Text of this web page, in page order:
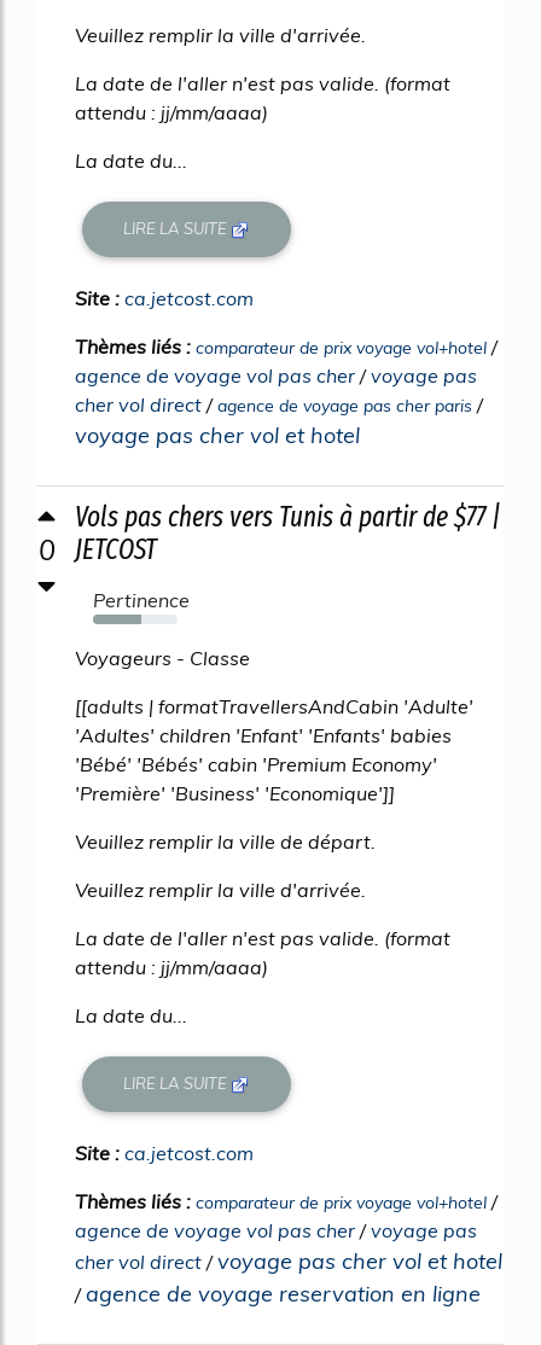
Veuillez remplir la ville d'arrivée.
La date de l'aller n'est pas valide. (format
attendu : jj/mm/aaaa)
La date du...
LIRE LA SUITE
Site : ca.jetcost.com
Thèmes liés : comparateur de prix voyage vol+hotel /
agence de voyage vol pas cher /voyage pas
cher vol direct /agence de voyage pas cher paris /
voyage pas cher vol et hotel
0
Vols pas chers vers Tunis à partir de $77 |
JETCOST
Pertinence
57%
Voyageurs - Classe
[[adults | formatTravellersAndCabin 'Adulte'
'Adultes' children 'Enfant' 'Enfants' babies
'Bébé' 'Bébés' cabin 'Premium Economy'
'Première' 'Business' 'Economique']]
Veuillez remplir la ville de départ.
Veuillez remplir la ville d'arrivée.
La date de l'aller n'est pas valide. (format
attendu : jj/mm/aaaa)
La date du...
LIRE LA SUITE
Site : ca.jetcost.com
Thèmes liés : comparateur de prix voyage vol+hotel /
agence de voyage vol pas cher /voyage pas
cher vol direct /voyage pas cher vol et hotel
/agence de voyage reservation en ligne